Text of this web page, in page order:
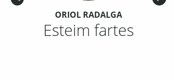
ORIOL RADALGA
Esteim fartes